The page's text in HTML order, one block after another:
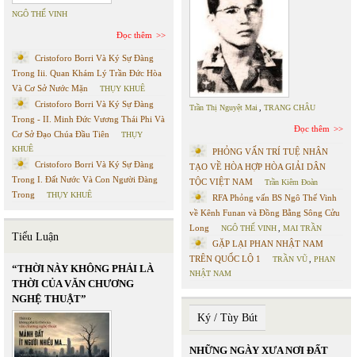
NGÔ THẾ VINH
Đọc thêm
Cristoforo Borri Và Ký Sự Đàng
Trong Iii. Quan Khám Lý Trần Đức Hòa
Và Cơ Sở Nước Mặn
THỤY KHUÊ
Cristoforo Borri Và Ký Sự Đàng
Trong - II. Minh Đức Vương Thái Phi Và
Cơ Sở Đạo Chúa Đầu Tiên
THỤY
KHUÊ
Cristoforo Borri Và Ký Sự Đàng
Trong I. Đất Nước Và Con Người Đàng
Trong
THỤY KHUÊ
Tiểu Luận
“THỜI NÀY KHÔNG PHẢI LÀ
THỜI CỦA VĂN CHƯƠNG
NGHỆ THUẬT”
Trần Thị Nguyệt Mai TRANG CHÂU
Đọc thêm
PHỎNG VẤN TRÍ TUỆ NHÂN
TẠO VỀ HÒA HỢP HÒA GIẢI DÂN
TỘC VIỆT NAM
Trần Kiêm Đoàn
RFA Phỏng vấn BS Ngô Thế Vinh
về Kênh Funan và Đồng Bằng Sông Cửu
Long
NGÔ THẾ VINH MAI TRẦN
GẶP LẠI PHAN NHẬT NAM
TRÊN QUỐC LỘ 1
TRẦN VŨ
PHAN
NHẬT NAM
Ký / Tùy Bút
NHỮNG NGÀY XƯA NƠI ĐẤT